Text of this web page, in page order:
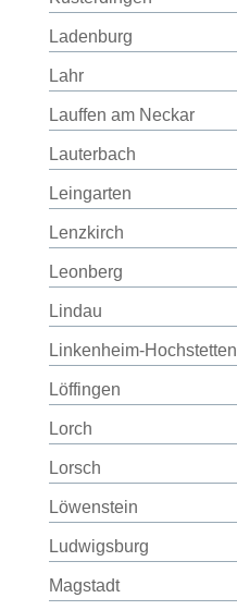
Ladenburg
Lahr
Lauffen am Neckar
Lauterbach
Leingarten
Lenzkirch
Leonberg
Lindau
Linkenheim-Hochstetten
Löffingen
Lorch
Lorsch
Löwenstein
Ludwigsburg
Magstadt